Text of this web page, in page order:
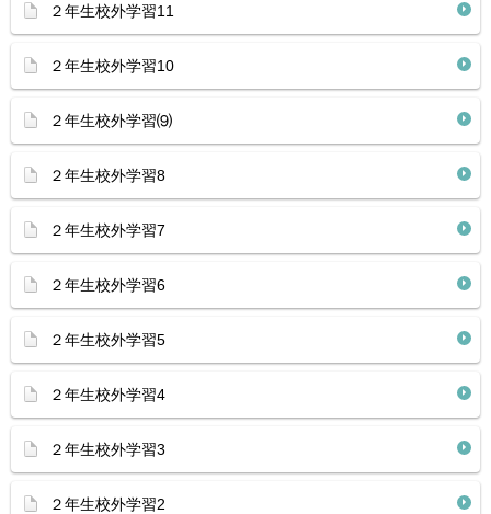
２年生校外学習11
２年生校外学習10
２年生校外学習⑼
２年生校外学習8
２年生校外学習7
２年生校外学習6
２年生校外学習5
２年生校外学習4
２年生校外学習3
２年生校外学習2